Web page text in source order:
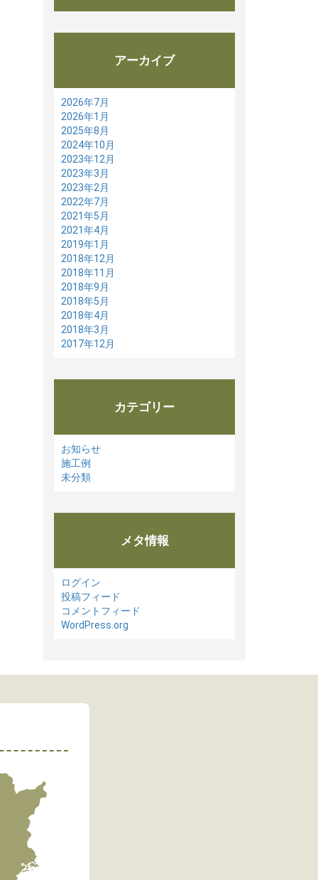
アーカイブ
2026年7月
2026年1月
2025年8月
2024年10月
2023年12月
2023年3月
2023年2月
2022年7月
2021年5月
2021年4月
2019年1月
2018年12月
2018年11月
2018年9月
2018年5月
2018年4月
2018年3月
2017年12月
カテゴリー
お知らせ
施工例
未分類
メタ情報
ログイン
投稿フィード
コメントフィード
WordPress.org